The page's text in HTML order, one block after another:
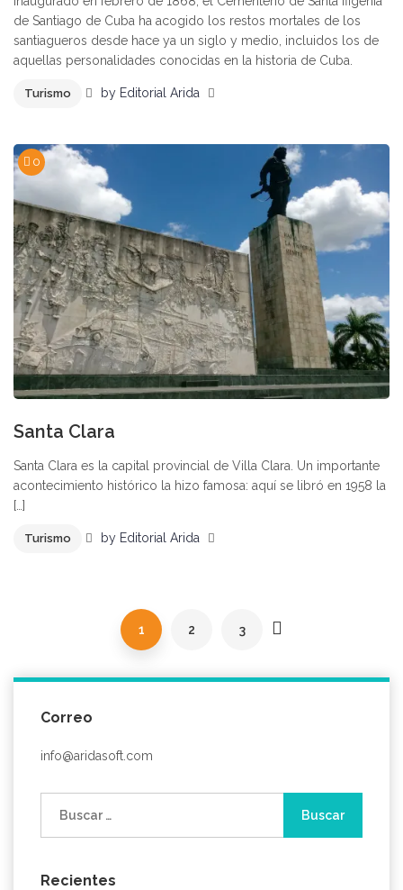
de Santiago de Cuba ha acogido los restos mortales de los
santiagueros desde hace ya un siglo y medio, incluidos los de
aquellas personalidades conocidas en la historia de Cuba.
Turismo by Editorial Arida
0
Santa Clara
Santa Clara es la capital provincial de Villa Clara. Un importante
acontecimiento histórico la hizo famosa: aquí se libró en 1958 la
[…]
Turismo by Editorial Arida
1 2 3
Correo
info@aridasoft.com
Recientes